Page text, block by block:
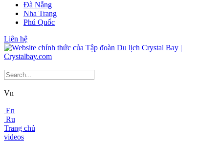
Đà Nẵng
Nha Trang
Phú Quốc
Liên hệ
Vn
En
Ru
Trang chủ
videos